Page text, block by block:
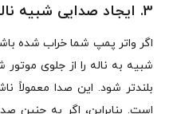
3. ایجاد صدایی شبیه ناله
اگر واتر پمپ شما خراب شده
شبیه به ناله را از جلوی
بلندتر شود. این صدا معمولاً
است. بنابراین، اگر به چنین